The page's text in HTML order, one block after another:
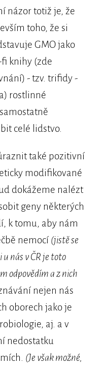
názor totiž je, že
toho, že si
GMO jako
knihy (zde
- tzv. trifidy -
rostlinné
celé lidstvo.
také pozitivní
modifikované
dokážeme nalézt
geny některých
k tomu, aby nám
nemocí (jistě se
nás v ČR je toto
odpovědím a z nich
nejen nás
oborech jako je
aj. a v
nedostatku
(Je však možné,